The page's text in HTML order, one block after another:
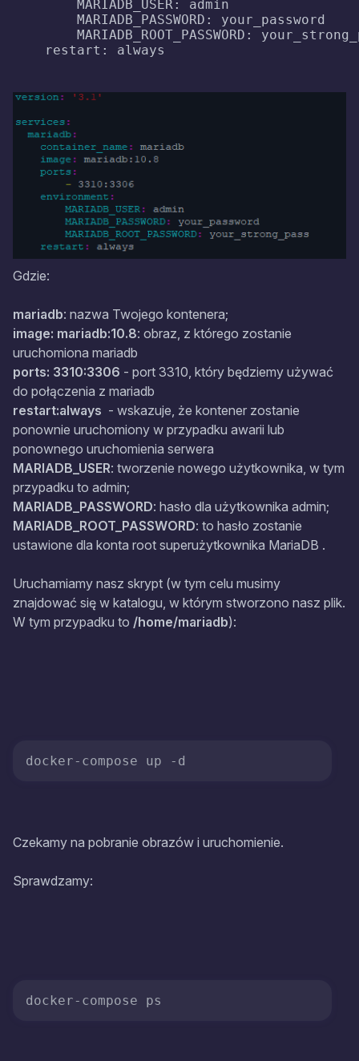
MARIADB_USER: admin
MARIADB_PASSWORD: your_password
MARIADB_ROOT_PASSWORD:
restart: always
Gdzie:
mariadb: nazwa Twojego kontenera;
image: mariadb:10.8: obraz, z którego zostanie
uruchomiona mariadb
ports: 3310:3306 - port 3310, który będziemy używać
do połączenia z mariadb
restart:always - wskazuje, że kontener zostanie
ponownie uruchomiony w przypadku awarii lub
ponownego uruchomienia serwera
MARIADB_USER: tworzenie nowego użytkownika, w tym
przypadku to admin;
MARIADB_PASSWORD: hasło dla użytkownika admin;
MARIADB_ROOT_PASSWORD: to hasło zostanie
ustawione dla konta root superużytkownika MariaDB .
Uruchamiamy nasz skrypt (w tym celu musimy
znajdować się w katalogu, w którym stworzono nasz plik.
W tym przypadku to /home/mariadb):
Czekamy na pobranie obrazów i uruchomienie.
Sprawdzamy: